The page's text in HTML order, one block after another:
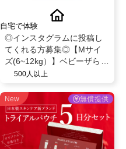
自宅で体験
◎インスタグラムに投稿し
てくれる方募集◎【Mサイ
ズ(6~12kg）】ベビーザらス
限定！ベビー紙おむつパン
ベビー育児用品◎
500人以上
New 無償提供